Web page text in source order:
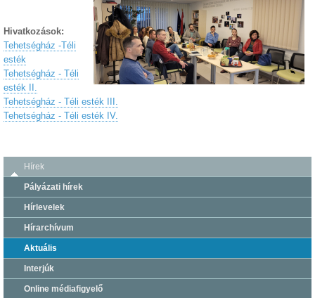
Hivatkozások:
Tehetségház -Téli
esték
Tehetségház - Téli
esték II.
Tehetségház - Téli esték III.
Tehetségház - Téli esték IV.
Hírek
Pályázati hírek
Hírlevelek
Hírarchívum
Aktuális
Interjúk
Online médiafigyelő